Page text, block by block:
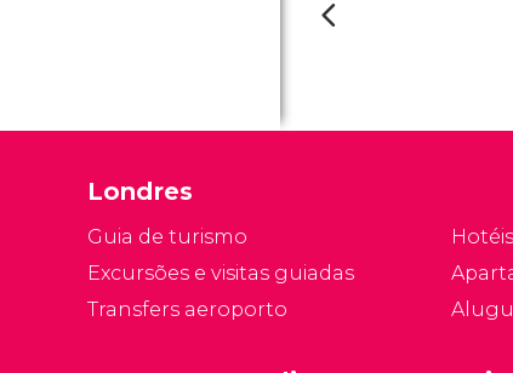
Londres
Guia de turismo
Excursões e visitas guiadas
Transfers aeroporto
Hotéis